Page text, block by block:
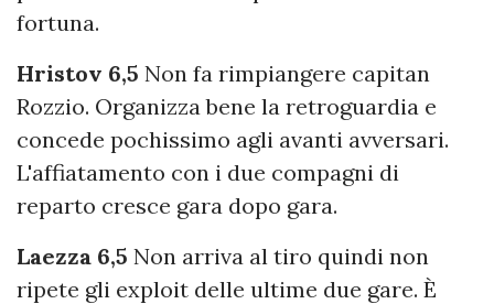
fortuna.
Hristov 6,5 Non fa rimpiangere capitan
Rozzio. Organizza bene la retroguardia e
concede pochissimo agli avanti avversari.
L'affiatamento con i due compagni di
reparto cresce gara dopo gara.
Laezza 6,5 Non arriva al tiro quindi non
ripete gli exploit delle ultime due gare. È